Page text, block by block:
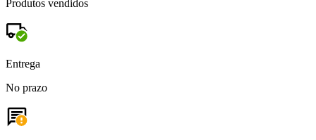
Produtos vendidos
Entrega
No prazo